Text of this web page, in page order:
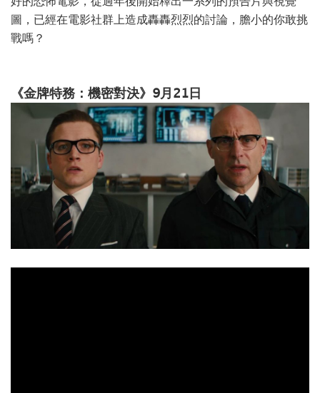
圖，已經在電影社群上造成轟轟烈烈的討論，膽小的你敢挑
戰嗎？
《金牌特務：機密對決》9月21日